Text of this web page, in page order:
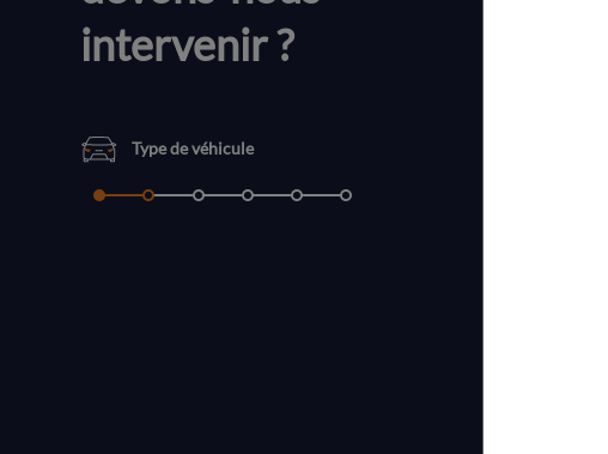
intervenir ?
Type de véhicule